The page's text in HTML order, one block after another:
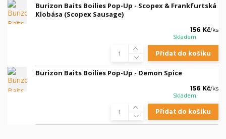
Burizon Baits Boilies Pop-Up - Scopex & Frankfurtská
Klobása (Scopex Sausage)
156 Kč/ks
Skladem
Přidat do košíku
Burizon Baits Boilies Pop-Up - Demon Spice
156 Kč/ks
Skladem
Přidat do košíku